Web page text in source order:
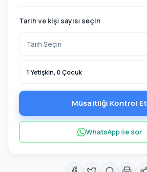
Tarih ve kişi sayısı seçin
1 Yetişkin, 0 Çocuk
Müsaitliği Kontrol Et
WhatsApp ile sor